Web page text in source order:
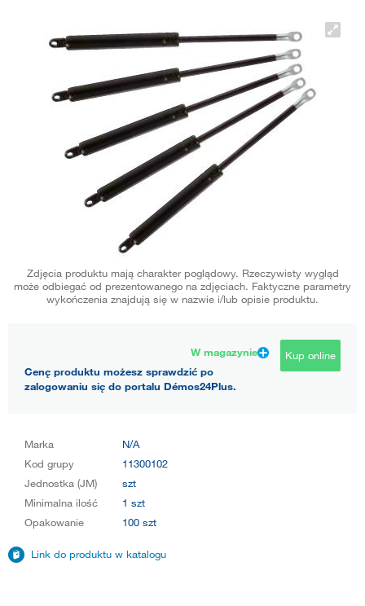
Zdjęcia produktu mają charakter poglądowy. Rzeczywisty wygląd
może odbiegać od prezentowanego na zdjęciach. Faktyczne parametry
wykończenia znajdują się w nazwie i/lub opisie produktu.
W magazynie
Cenę produktu możesz sprawdzić po
zalogowaniu się do portalu Démos24Plus.
Kup online
Marka
N/A
Kod grupy
11300102
Jednostka (JM)
szt
Minimalna ilość
1 szt
Opakowanie
100 szt
Link do produktu w katalogu